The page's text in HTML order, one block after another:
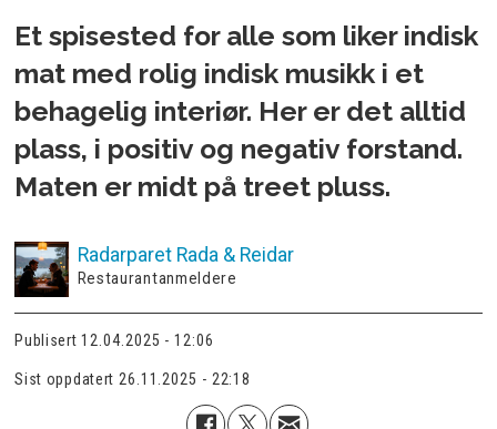
Et spisested for alle som liker indisk
mat med rolig indisk musikk i et
behagelig interiør. Her er det alltid
plass, i positiv og negativ forstand.
Maten er midt på treet pluss.
Radarparet Rada & Reidar
Restaurantanmeldere
Publisert 12.04.2025 - 12:06
Sist oppdatert 26.11.2025 - 22:18